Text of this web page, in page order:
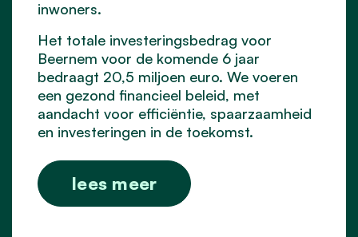
inwoners.
Het totale investeringsbedrag voor
Beernem voor de komende 6 jaar
bedraagt 20,5 miljoen euro. We voeren
een gezond financieel beleid, met
aandacht voor efficiëntie, spaarzaamheid
en investeringen in de toekomst.
lees meer